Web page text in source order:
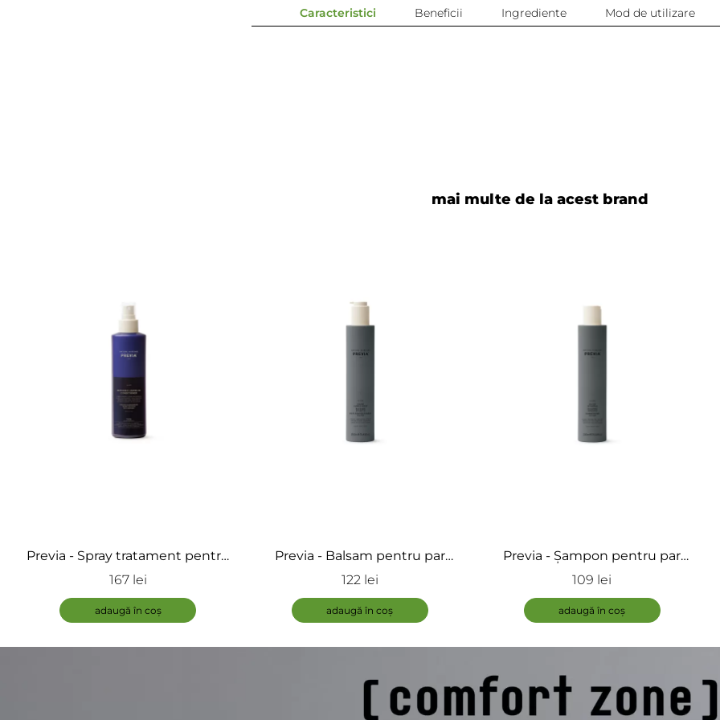
Caracteristici Beneficii Ingrediente Mod de utilizare
ADAUGĂ
mai multe de la acest brand
Previa - Spray tratament pentru
par blond - Balsam bifazic
167 lei
adaugă în coș
Previa - Balsam pentru par
blond - Silver conditioner
122 lei
adaugă în coș
Previa - Șampon pentru par
blond - Sampon Silver, Blonde
109 lei
adaugă în coș